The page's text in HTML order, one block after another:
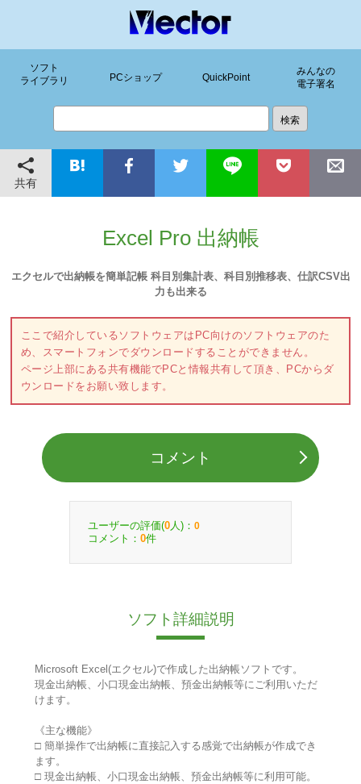
ソフト
ライブラリ
PCショップ QuickPoint
みんなの
電子署名
共有
Excel Pro 出納帳
エクセルで出納帳を簡単記帳 科目別集計表、科目別推移表、仕訳CSV出
力も出来る
ここで紹介しているソフトウェアはPC向けのソフトウェアのた
め、スマートフォンでダウンロードすることができません。
ページ上部にある共有機能でPCと情報共有して頂き、PCからダ
ウンロードをお願い致します。
コメント
ユーザーの評価(0 人)： 0
コメント： 0件
ソフト詳細説明
Microsoft Excel(エクセル)で作成した出納帳ソフトです。
現金出納帳、小口現金出納帳、預金出納帳等にご利用いただ
けます。
《主な機能》
□ 簡単操作で出納帳に直接記入する感覚で出納帳が作成でき
ます。
□ 現金出納帳、小口現金出納帳、預金出納帳等に利用可能。